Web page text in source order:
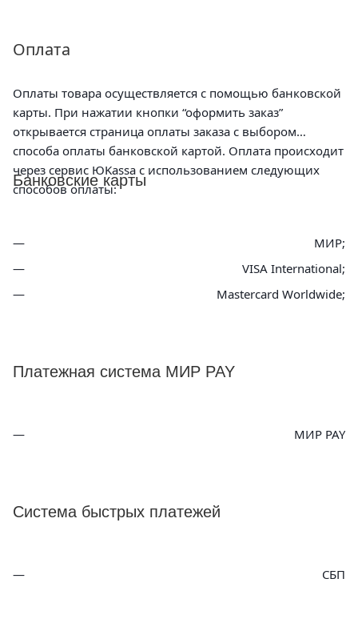
Оплата
Оплаты товара осуществляется с помощью банковской
карты. При нажатии кнопки “оформить заказ”
открывается страница оплаты заказа с выбором
способа оплаты банковской картой. Оплата происходит
через сервис ЮKassa с использованием следующих
способов оплаты:
Банковские карты
МИР;
VISA International;
Mastercard Worldwide;
Платежная система МИР PAY
МИР PAY
Система быстрых платежей
СБП